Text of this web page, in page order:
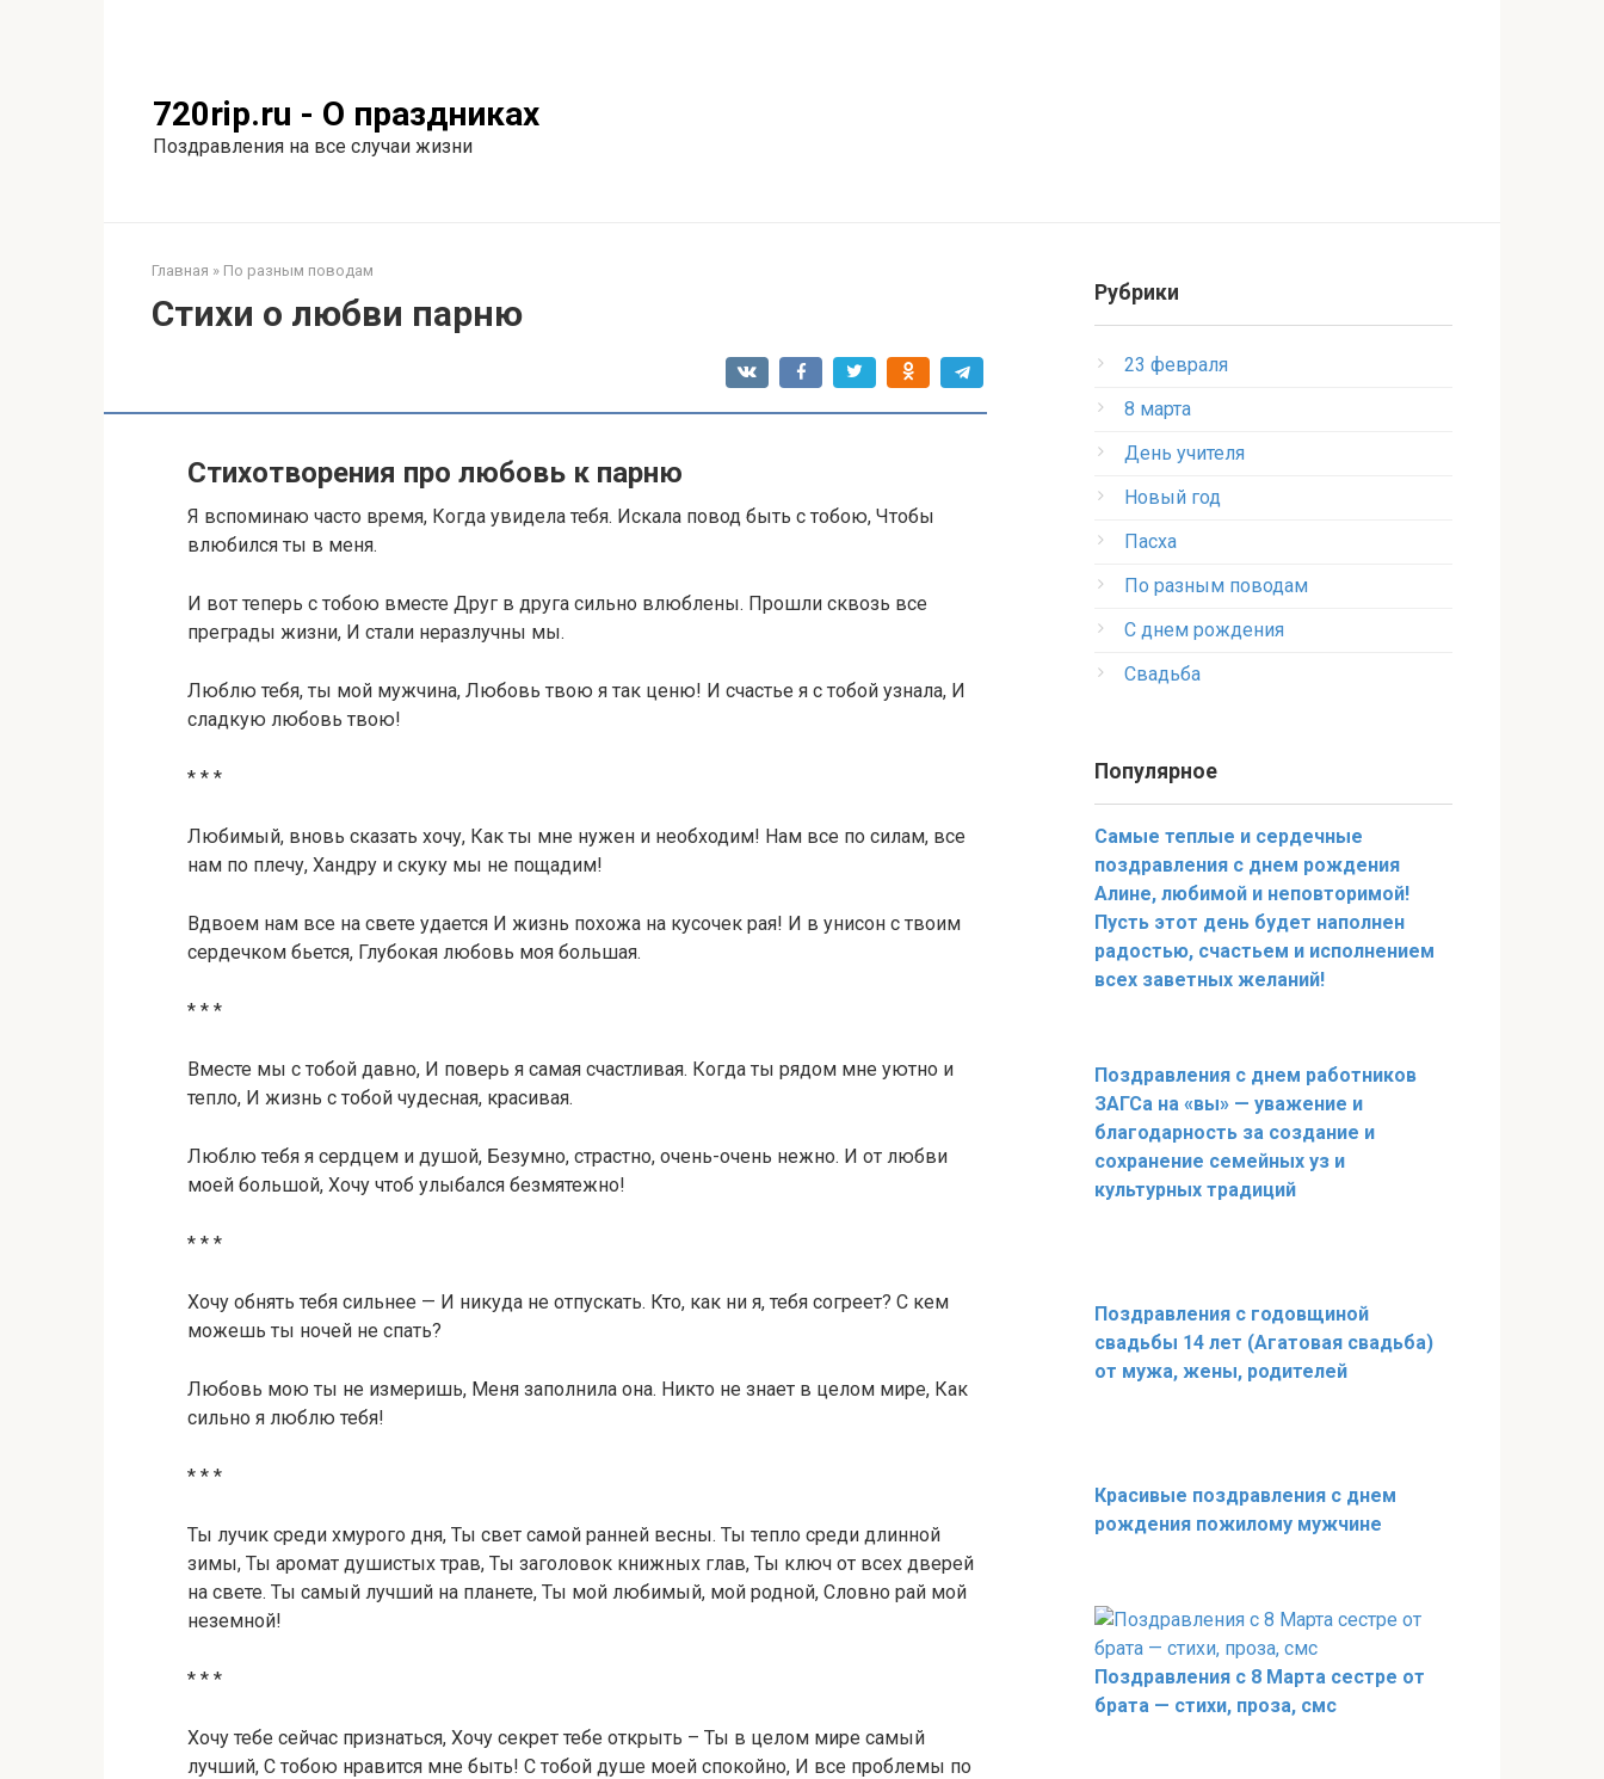
720rip.ru - О праздниках
Поздравления на все случаи жизни
Главная » По разным поводам
Стихи о любви парню
Стихотворения про любовь к парню
Я вспоминаю часто время, Когда увидела тебя. Искала повод быть с тобою, Чтобы
влюбился ты в меня.
И вот теперь с тобою вместе Друг в друга сильно влюблены. Прошли сквозь все
преграды жизни, И стали неразлучны мы.
Люблю тебя, ты мой мужчина, Любовь твою я так ценю! И счастье я с тобой узнала, И
сладкую любовь твою!
* * *
Любимый, вновь сказать хочу, Как ты мне нужен и необходим! Нам все по силам, все
нам по плечу, Хандру и скуку мы не пощадим!
Вдвоем нам все на свете удается И жизнь похожа на кусочек рая! И в унисон с твоим
сердечком бьется, Глубокая любовь моя большая.
* * *
Вместе мы с тобой давно, И поверь я самая счастливая. Когда ты рядом мне уютно и
тепло, И жизнь с тобой чудесная, красивая.
Люблю тебя я сердцем и душой, Безумно, страстно, очень-очень нежно. И от любви
моей большой, Хочу чтоб улыбался безмятежно!
* * *
Хочу обнять тебя сильнее — И никуда не отпускать. Кто, как ни я, тебя согреет? С кем
можешь ты ночей не спать?
Любовь мою ты не измеришь, Меня заполнила она. Никто не знает в целом мире, Как
сильно я люблю тебя!
* * *
Ты лучик среди хмурого дня, Ты свет самой ранней весны. Ты тепло среди длинной
зимы, Ты аромат душистых трав, Ты заголовок книжных глав, Ты ключ от всех дверей
на свете. Ты самый лучший на планете, Ты мой любимый, мой родной, Словно рай мой
неземной!
* * *
Хочу тебе сейчас признаться, Хочу секрет тебе открыть – Ты в целом мире самый
лучший, С тобою нравится мне быть! С тобой душе моей спокойно, И все проблемы по
Рубрики
23 февраля
8 марта
День учителя
Новый год
Пасха
По разным поводам
С днем рождения
Свадьба
Популярное
Самые теплые и сердечные
поздравления с днем рождения
Алине, любимой и неповторимой!
Пусть этот день будет наполнен
радостью, счастьем и исполнением
всех заветных желаний!
Поздравления с днем работников
ЗАГСа на «вы» — уважение и
благодарность за создание и
сохранение семейных уз и
культурных традиций
Поздравления с годовщиной
свадьбы 14 лет (Агатовая свадьба)
от мужа, жены, родителей
Красивые поздравления с днем
рождения пожилому мужчине
Поздравления с 8 Марта сестре от
брата — стихи, проза, смс